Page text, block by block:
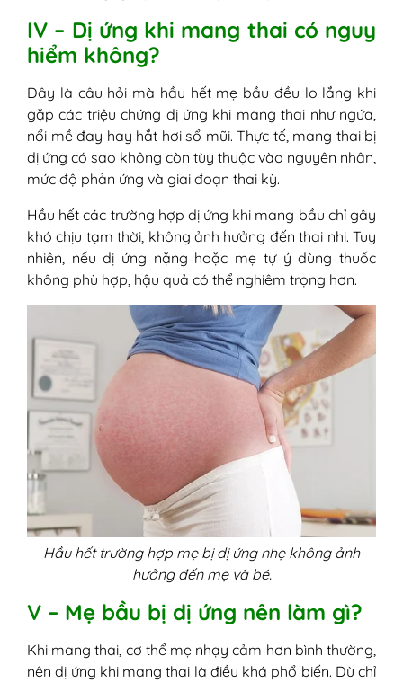
IV – Dị ứng khi mang thai có nguy
hiểm không?
Đây là câu hỏi mà hầu hết mẹ bầu đều lo lắng khi
gặp các triệu chứng dị ứng khi mang thai như ngứa,
nổi mề đay hay hắt hơi sổ mũi. Thực tế, mang thai bị
dị ứng có sao không còn tùy thuộc vào nguyên nhân,
mức độ phản ứng và giai đoạn thai kỳ.
Hầu hết các trường hợp dị ứng khi mang bầu chỉ gây
khó chịu tạm thời, không ảnh hưởng đến thai nhi. Tuy
nhiên, nếu dị ứng nặng hoặc mẹ tự ý dùng thuốc
không phù hợp, hậu quả có thể nghiêm trọng hơn.
Hầu hết trường hợp mẹ bị dị ứng nhẹ không ảnh
hưởng đến mẹ và bé.
V – Mẹ bầu bị dị ứng nên làm gì?
Khi mang thai, cơ thể mẹ nhạy cảm hơn bình thường,
nên dị ứng khi mang thai là điều khá phổ biến. Dù chỉ